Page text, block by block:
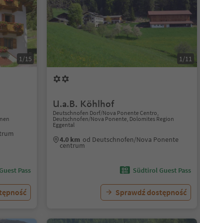
1/15
Pass
1/11
U.a.B. Köhlhof
Deutschnofen Dorf/Nova Ponente Centro,
Deutschnofen/Nova Ponente, Dolomites Region
Eggental
4.0 km od Deutschnofen/Nova Ponente
centrum
Südtirol Guest Pass
Sprawdź dostępność